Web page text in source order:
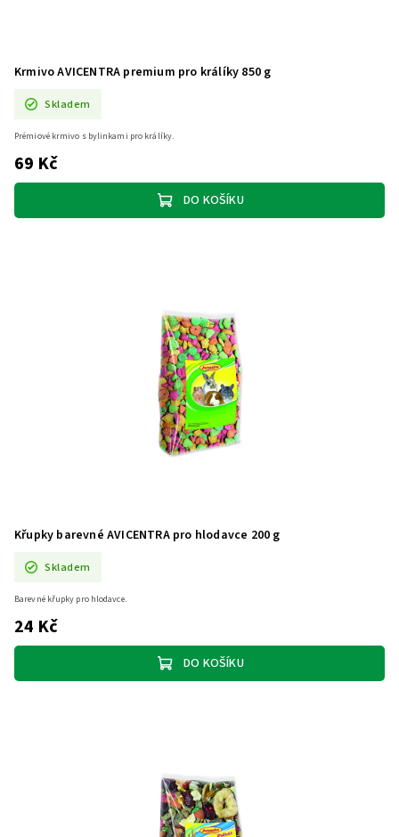
Krmivo AVICENTRA premium pro králíky 850 g
Skladem
69 Kč
DO KOŠÍKU
Prémiové krmivo s bylinkami pro králíky.
Křupky barevné AVICENTRA pro hlodavce 200 g
Skladem
24 Kč
DO KOŠÍKU
Barevné křupky pro hlodavce.